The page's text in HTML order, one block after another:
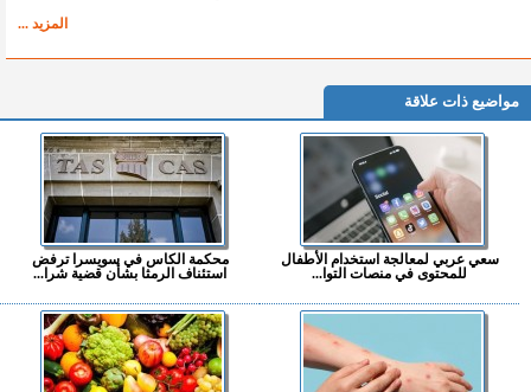
المزيد ...
مواضيع ذات علاقة
سعي عربي لمعالجة استخدام الأطفال
للمحتوى في منصات التوا...
محكمة الكاس في سويسرا ترفض
استئناف الرمثا بشأن قضية شرا...